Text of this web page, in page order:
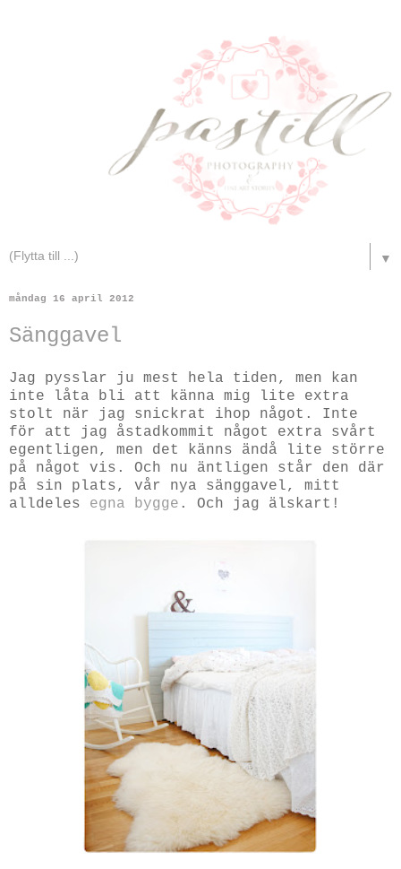
▼
måndag 16 april 2012
Sänggavel
Jag pysslar ju mest hela tiden, men kan
inte låta bli att känna mig lite extra
stolt när jag snickrat ihop något. Inte
för att jag åstadkommit något extra svårt
egentligen, men det känns ändå lite större
på något vis. Och nu äntligen står den där
på sin plats, vår nya sänggavel, mitt
alldeles egna bygge . Och jag älskart!